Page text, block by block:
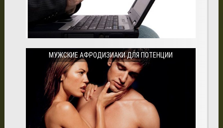
МУЖСКИЕ АФРОДИЗИАКИ ДЛЯ ПОТЕНЦИИ